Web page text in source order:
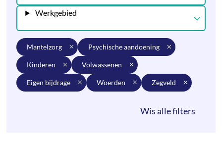
Werkgebied
mantelzorg psychische aandoening
kinderen volwassenen
eigen bijdrage woerden zegveld